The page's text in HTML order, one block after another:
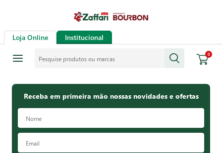
Loja Online Institucional
0
Receba em primeira mão nossas novidades e ofertas